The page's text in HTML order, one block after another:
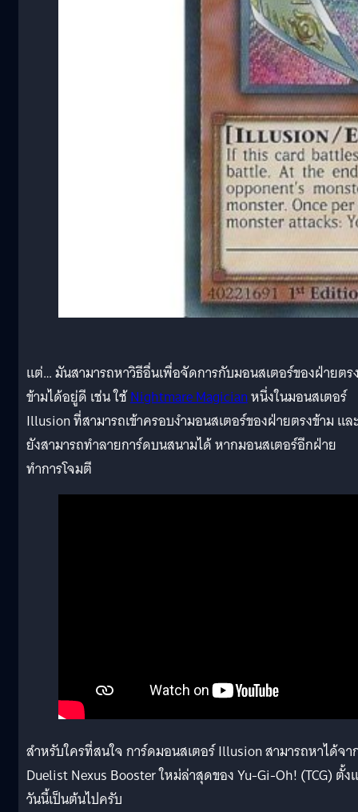
แต่… มันสามารถหาวิธีอื่นเพื่อจัดการกับมอนสเตอร์ของฝ่ายตร
ข้ามได้อยู่ดี เช่น ใช้Nightmare Magicianหนึ่งในมอนสเตอร์
Illusion ที่สามารถเข้าครอบงำมอนสเตอร์ของฝ่ายตรงข้าม แล
ยังสามารถทำลายการ์ดบนสนามได้ หากมอนสเตอร์อีกฝ่าย
ทำการโจมตี
สำหรับใครที่สนใจ การ์ดมอนสเตอร์ Illusion สามารถหาได้จา
Duelist Nexus Booster ใหม่ล่าสุดของ Yu-Gi-Oh! (TCG) ตั้ง
วันนี้เป็นต้นไปครับ